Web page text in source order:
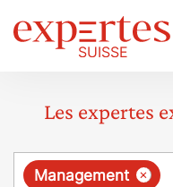
Les expertes
R
×
Management